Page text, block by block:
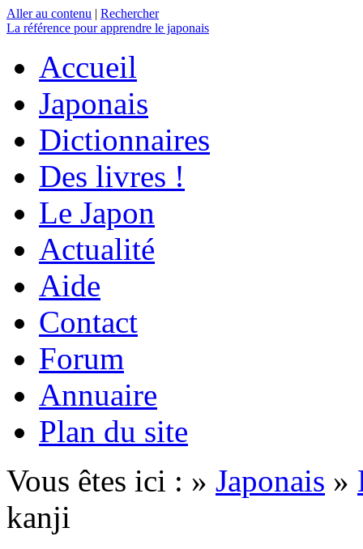
Aller au contenu | Rechercher
La référence pour apprendre le japonais
Accueil
Japonais
Dictionnaires
Des livres !
Le Japon
Actualité
Aide
Contact
Forum
Annuaire
Plan du site
Vous êtes ici : » Japonais »
kanji